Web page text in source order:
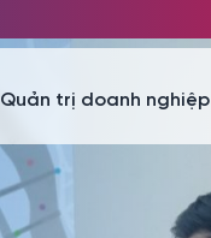
Quản trị doanh nghiệp